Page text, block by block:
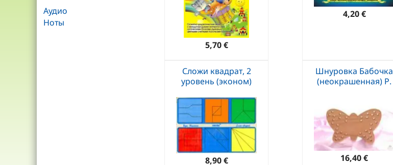
Аудио
Ноты
5,70 €
4,20 €
Сложи квадрат, 2
уровень (эконом)
8,90 €
Шнуровка Бабочка
(неокрашенная) Р.
16,40 €